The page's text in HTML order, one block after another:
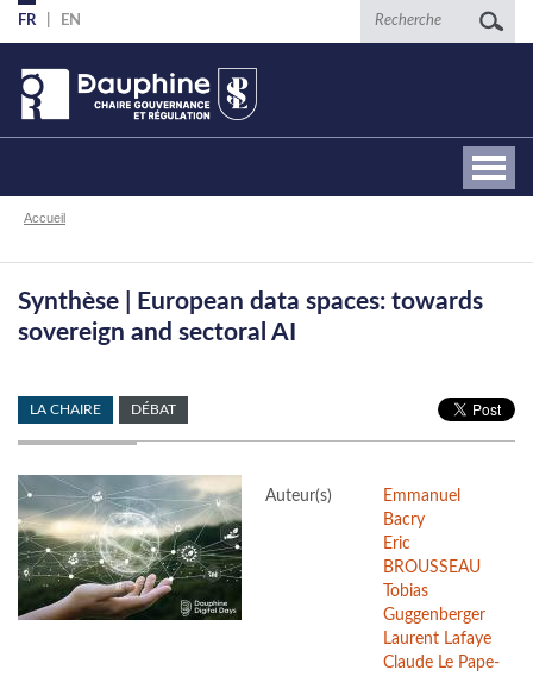
Aller
au
contenu
principal
FR EN Recherche
Fil
Accueil
Synthèse | European data spaces: towards
sovereign and sectoral AI
LA CHAIRE DÉBAT
Auteur(s)
Emmanuel
Bacry
Eric
BROUSSEAU
Tobias
Guggenberger
Laurent Lafaye
Claude Le Pape-